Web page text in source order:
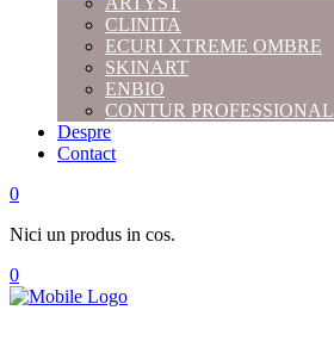
CLINITA
ECURI XTREME OMBRE
SKINART
ENBIO
CONTUR PROFESSIONAL
Despre
Contact
0
Nici un produs in cos.
0